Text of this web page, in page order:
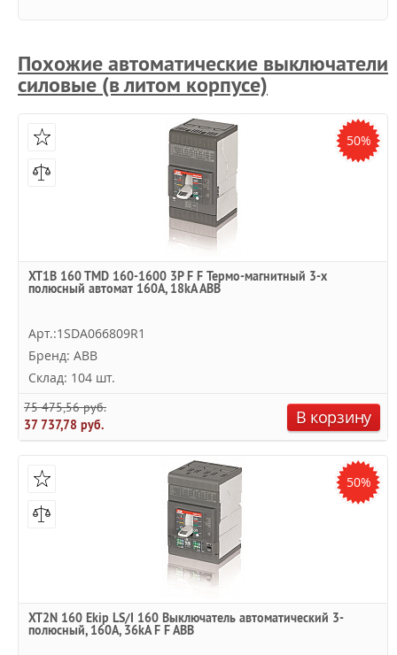
Похожие автоматические выключатели
силовые (в литом корпусе)
50%
XT1B 160 TMD 160-1600 3P F F Термо-магнитный 3-х
полюсный автомат 160А, 18kA ABB
Арт.:1SDA066809R1
Бренд: ABB
Склад: 104 шт.
75 475,56 руб.
37 737,78 руб.
В корзину
50%
XT2N 160 Ekip LS/I 160 Выключатель автоматический 3-
полюсный, 160А, 36kA F F ABB